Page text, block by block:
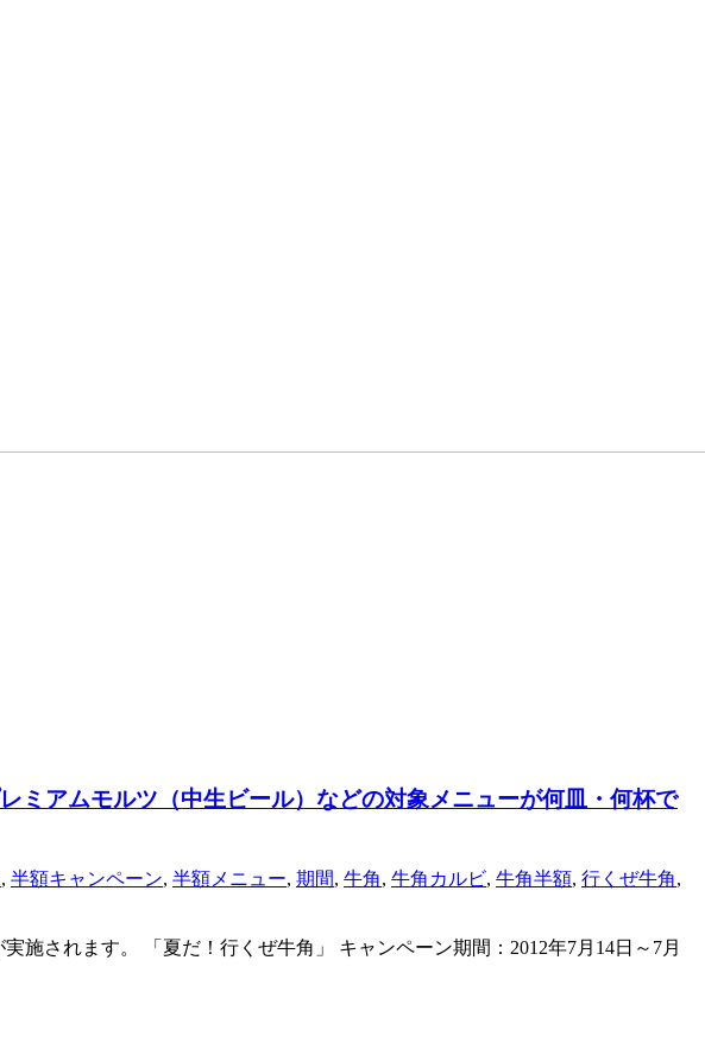
ミアムモルツ（中生ビール）などの対象メニューが何皿・何杯で
, 半額キャンペーン, 半額メニュー, 期間, 牛角, 牛角カルビ, 牛角半額, 行くぜ牛角,
されます。 「夏だ！行くぜ牛角」 キャンペーン期間：2012年7月14日～7月